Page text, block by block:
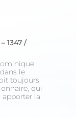
1347 /
le
toujours
qui
apporter la